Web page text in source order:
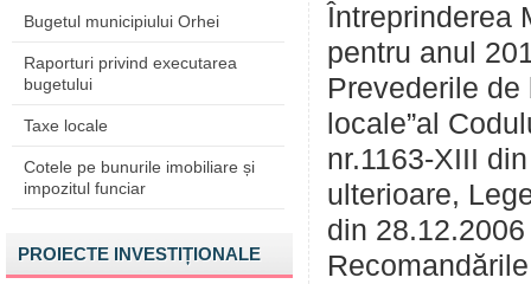
Bugetul municipiului Orhei
Raporturi privind executarea
bugetului
Taxe locale
Cotele pe bunurile imobiliare și
impozitul funciar
PROIECTE INVESTIȚIONALE
Întreprinderea
pentru anul
Prevederile
locale”al
nr.1163-XIII
ulterioare,
din